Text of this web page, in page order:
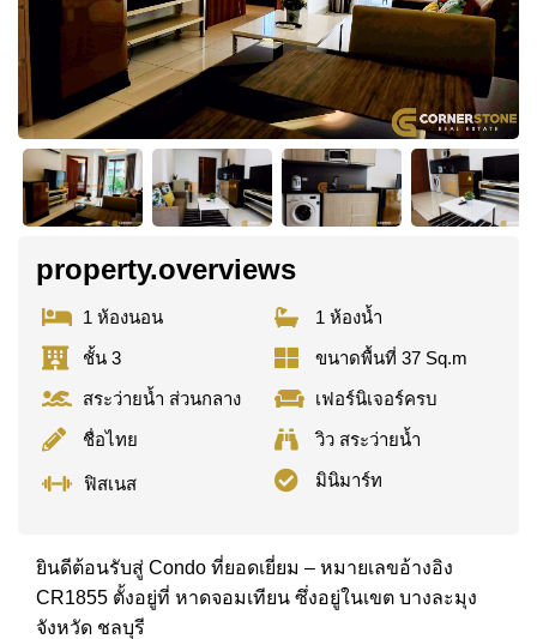
property.overviews
1 ห้องนอน
1 ห้องน้ำ
ชั้น 3
ขนาดพื้นที่ 37 Sq.m
สระว่ายน้ำ ส่วนกลาง
เฟอร์นิเจอร์ครบ
ชื่อไทย
วิว สระว่ายน้ำ
ฟิสเนส มินิมาร์ท
ยินดีต้อนรับสู่ Condo ที่ยอดเยี่ยม – หมายเลขอ้างอิง
CR1855 ตั้งอยู่ที่ หาดจอมเทียน ซึ่งอยู่ในเขต บางละมุง
จังหวัด ชลบุรี